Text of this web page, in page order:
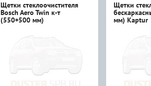
Щетки стеклоочистителя
Bosch Aero Twin к-т
(550+500 мм)
Щетки
мм) Kaptur